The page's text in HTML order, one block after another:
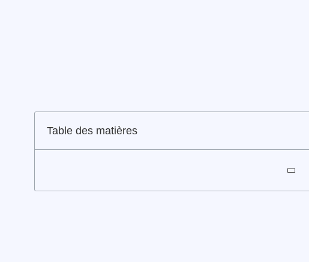
Table des matières